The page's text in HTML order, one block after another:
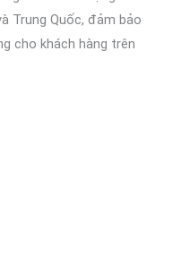
Trung Quốc, đảm bảo
cho khách hàng trên